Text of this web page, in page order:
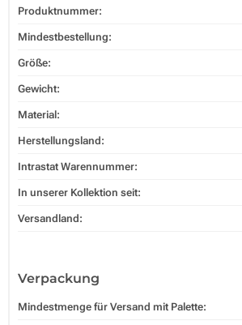
Produktnummer:
Mindestbestellung:
Größe:
Gewicht:
Material:
Herstellungsland:
Intrastat Warennummer:
In unserer Kollektion seit:
Versandland:
Verpackung
Mindestmenge für Versand mit Palette: